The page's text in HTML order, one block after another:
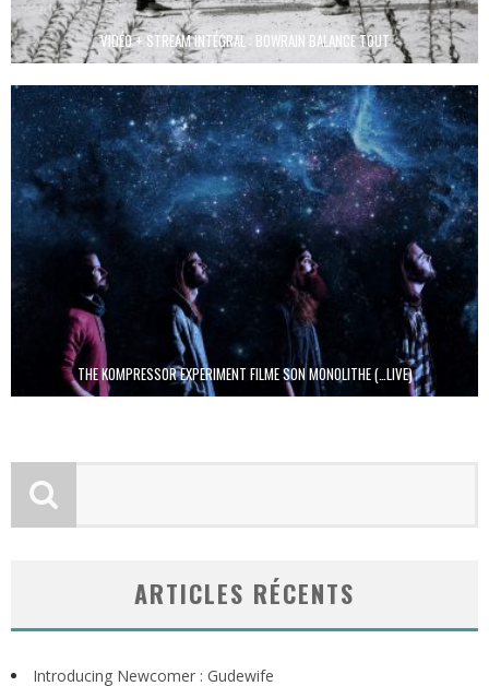
VIDÉO + STREAM INTÉGRAL : BOWRAIN BALANCE TOUT
THE KOMPRESSOR EXPERIMENT FILME SON MONOLITHE (…LIVE)
ARTICLES RÉCENTS
Introducing Newcomer : Gudewife